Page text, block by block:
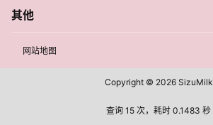
其他
网站地图
Copyright © 2026SizuMilk
查询 15 次，耗时 0.1483 秒